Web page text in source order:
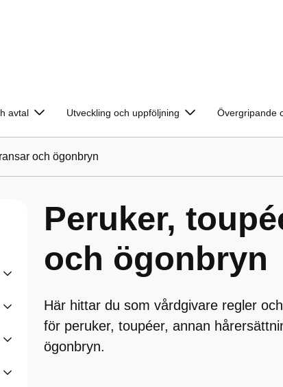
avtal Utveckling och uppföljning Övergripande
och ögonbryn
Peruker,
och ögonbryn
Här hittar du som vårdgivare regler
för peruker, toupéer, annan
ögonbryn.